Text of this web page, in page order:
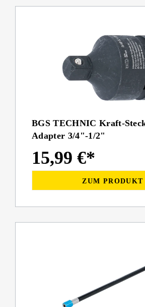
BGS TECHNIC Kraft-
Adapter 3/4"-1/2"
15,99 €*
ZUM PRODUKT